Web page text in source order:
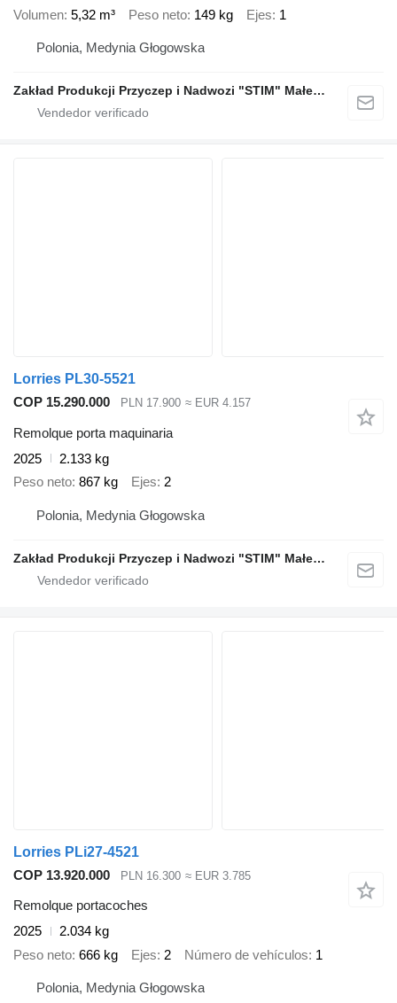
Volumen 5,32 m³ Peso neto 149 kg Ejes 1
Polonia, Medynia Głogowska
Zakład Produkcji Przyczep i Nadwozi "STIM" Małecki s.j.
Lorries PL30-5521
COP 15.290.000
PLN 17.900 ≈ EUR 4.157
Remolque porta maquinaria
2025
2.133 kg
Peso neto 867 kg Ejes 2
Polonia, Medynia Głogowska
Zakład Produkcji Przyczep i Nadwozi "STIM" Małecki s.j.
Lorries PLi27-4521
COP 13.920.000
PLN 16.300 ≈ EUR 3.785
Remolque portacoches
2025
2.034 kg
Peso neto 666 kg Ejes 2 Número de vehículos 1
Polonia, Medynia Głogowska